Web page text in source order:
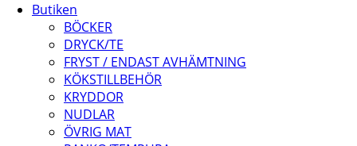
Butiken
BÖCKER
DRYCK/TE
FRYST / ENDAST AVHÄMTNING
KÖKSTILLBEHÖR
KRYDDOR
NUDLAR
ÖVRIG MAT